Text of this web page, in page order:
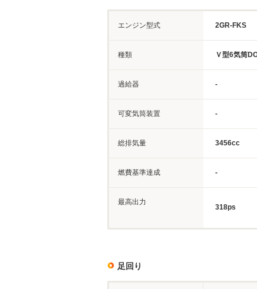
エンジン型式 2GR-FKS
種類 Ｖ型6気筒
過給器 -
可変気筒装置 -
総排気量 3456cc
燃費基準達成
-
最高出力
318ps
足回り